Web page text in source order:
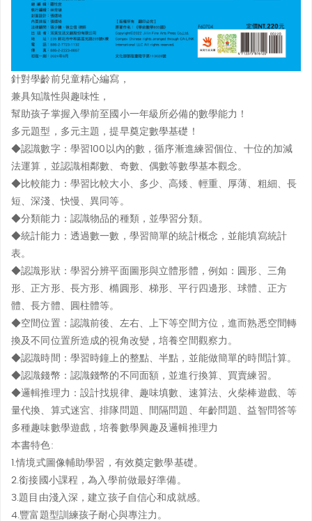
針對學齡前兒童精心編寫，
兼具知識性與趣味性，
幫助孩子掌握入學前至國小一年級所必備的數學能力 ！
多元題型，多元主題，提早奠定數學基礎！
◆認識數字： 學習100以內的數，循序漸進練習個位、十位的加減
法運算，並認識相鄰數、奇數、偶數等數學基本觀念。
◆比較能力： 學習比較大小、多少、高矮、輕重、厚薄、粗細、長
短、深淺、快慢、異同等。
◆分類能力： 認識物品的種類，並學習分類。
◆統計能力： 透過數一數，學習簡單的統計概念，並能填寫統計
表。
◆認識形狀： 學習分辨平面圖形與立體形體，例如：圓形、三角
形、正方形、長方形、橢圓形、梯形、平行四邊形、球體、正方
體、長方體、圓柱體等。
◆空間位置： 認識前後、左右、上下等空間方位，進而熟悉空間轉
換及不同位置所造成的視角改變，培養空間觀察力。
◆認識時間： 學習時鐘上的整點、半點，並能做簡單的時間計算。
◆認識錢幣： 認識錢幣的不同面額，並進行換算、買賣練習。
◆邏輯推理力： 設計找規律、趣味填數、速算法、火柴棒遊戲、等
量代換、算式迷宮、排隊問題、間隔問題、年齡問題、益智問答等
多種趣味數學遊戲，培養數學興趣及邏輯推理力
本書特色:
1.情境式圖像輔助學習，有效奠定數學基礎。
2.銜接國小課程，為入學前做最好準備。
3.題目由淺入深，建立孩子自信心和成就感。
4.豐富題型訓練孩子耐心與專注力。